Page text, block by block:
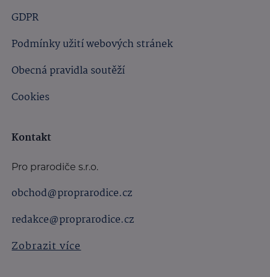
GDPR
Podmínky užití webových stránek
Obecná pravidla soutěží
Cookies
Kontakt
Pro prarodiče s.r.o.
obchod@proprarodice.cz
redakce@proprarodice.cz
Zobrazit více